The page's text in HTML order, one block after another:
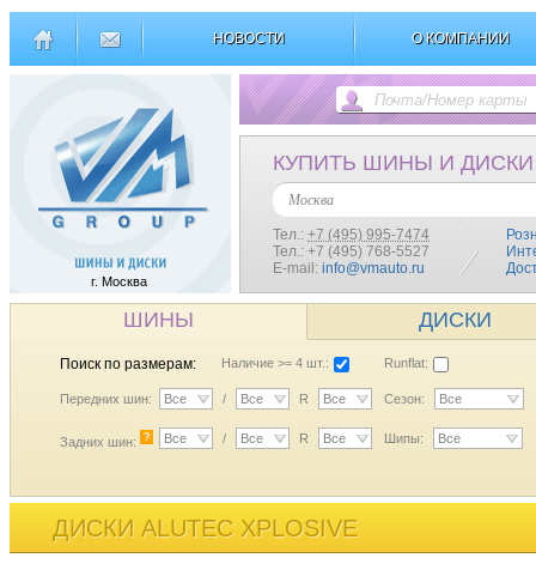
НОВОСТИ О КОМПАНИИ
г. Москва
КУПИТЬ ШИНЫ И ДИСКИ
Москва
Тел.: +7 (495) 995-7474
Тел.: +7 (495) 768-5527
E-mail: info@vmauto.ru
ШИНЫ ДИСКИ
Поиск по размерам: Наличие >= 4 шт.: Runflat:
Передних шин: Все / Все R Все Сезон: Все
Задних шин: ? Все / Все R Все Шипы: Все
ДИСКИ ALUTEC XPLOSIVE